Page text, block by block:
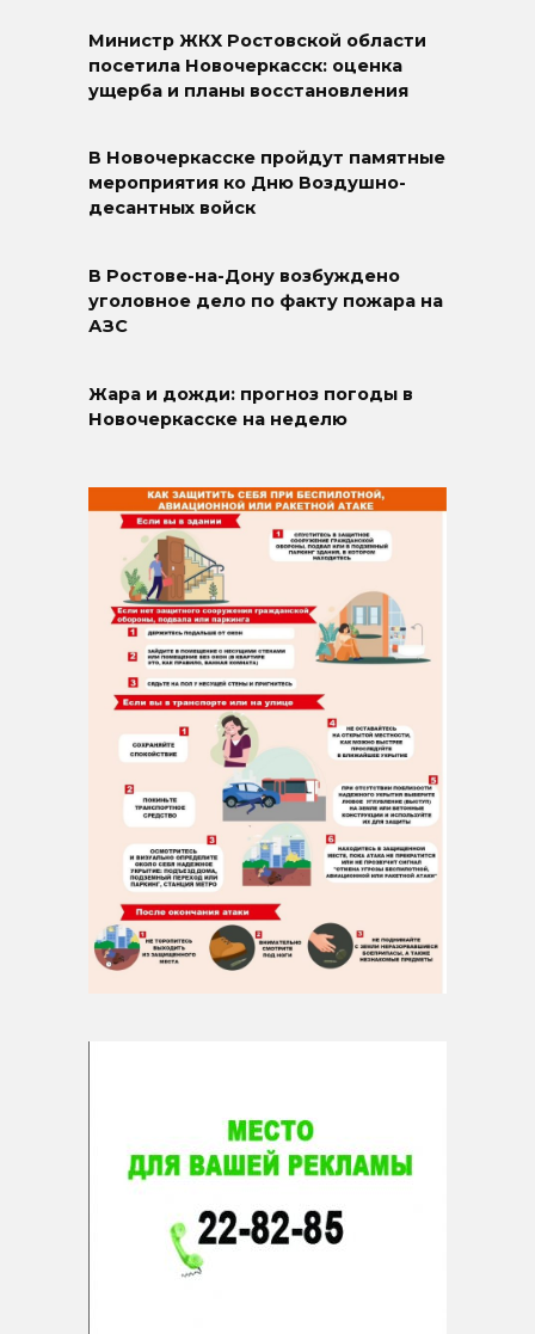
Министр ЖКХ Ростовской области
посетила Новочеркасск: оценка
ущерба и планы восстановления
В Новочеркасске пройдут памятные
мероприятия ко Дню Воздушно-
десантных войск
В Ростове-на-Дону возбуждено
уголовное дело по факту пожара на
АЗС
Жара и дожди: прогноз погоды в
Новочеркасске на неделю